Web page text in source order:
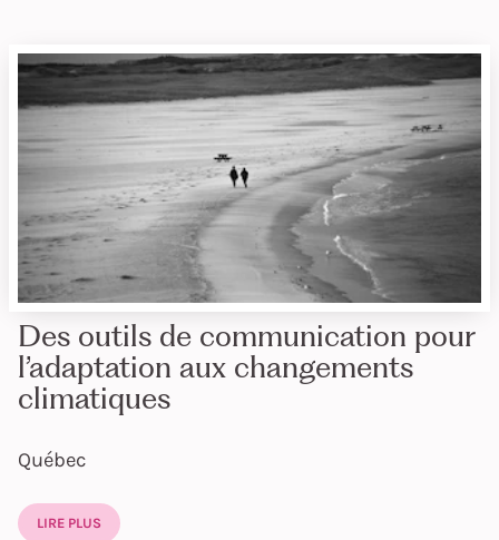
Des outils de communication pour
l’adaptation aux changements
climatiques
Québec
LIRE PLUS